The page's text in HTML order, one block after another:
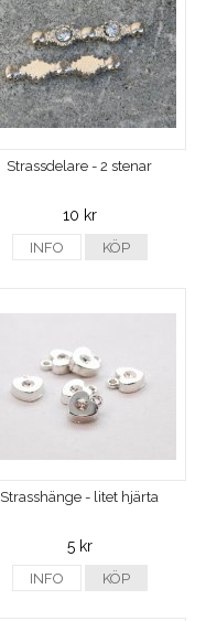
Strassdelare - 2 stenar
10 kr
INFO KÖP
Strasshänge - litet hjärta
5 kr
INFO KÖP